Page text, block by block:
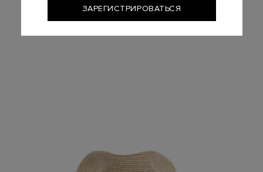
ЗАРЕГИСТРИРОВАТЬСЯ